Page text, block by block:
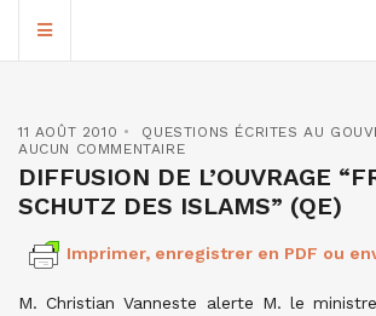
11 AOÛT 2010
QUESTIONS ÉCRITES AU
AUCUN COMMENTAIRE
DIFFUSION DE L’OUVRAGE
SCHUTZ DES ISLAMS” (QE)
Imprimer, enregistrer en PDF ou
M. Christian Vanneste alerte M. le